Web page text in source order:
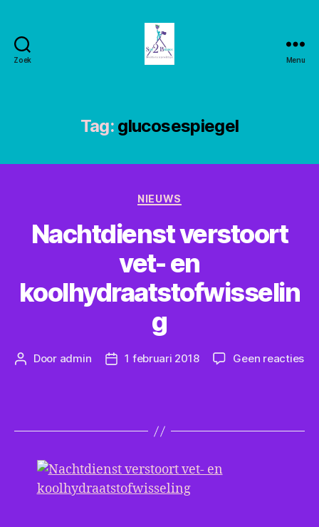
Zoek Menu
Tag: glucosespiegel
Categorieën
NIEUWS
Nachtdienst verstoort
vet- en
koolhydraatstofwisselin
g
Berichtauteur
Door admin Berichtdatum
1 februari 2018 Geen reactiesop